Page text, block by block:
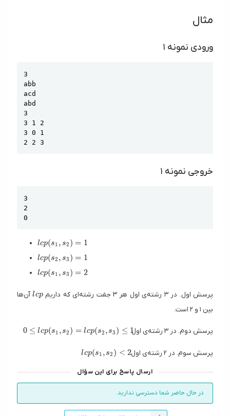
مثال
ورودی نمونه ۱
3
abb
acd
abd
3
3 1 2
3 0 1
2 2 3
خروجی نمونه ۱
3
2
0
lcp(s_1, s_2) = 1
lcp(s1 , s2 ) = 1
lcp(s_2, s_3) = 1
lcp(s2 , s3 ) = 1
lcp(s_1, s_3) = 2
lcp(s1 , s3 ) = 2
پرسش اول. در ۳ رشته‌ی اول هر ۳ جفت رشته‌ای که داریم lcp
lcp
آن‌ها
بین ۱ و ۲ است.
پرسش دوم‌. در ۳ رشته‌ی اول
0 \leq lcp(s_1, s_2) =
0 ≤ lcp(s1 , s2 ) = lcp(s2 , s3 ) ≤ 1
پرسش سوم. در ۲ رشته‌ی اولlcp(s_1, s_2) \lt 2
lcp(s1 , s2 ) < 2
ارسال پاسخ برای این سؤال
در حال حاضر شما دسترسی ندارید.